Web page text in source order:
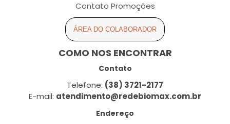
Contato Promoções
ÁREA DO COLABORADOR
COMO NOS ENCONTRAR
Contato
Telefone: (38) 3721-2177
E-mail: atendimento@redebiomax.com.br
Endereço